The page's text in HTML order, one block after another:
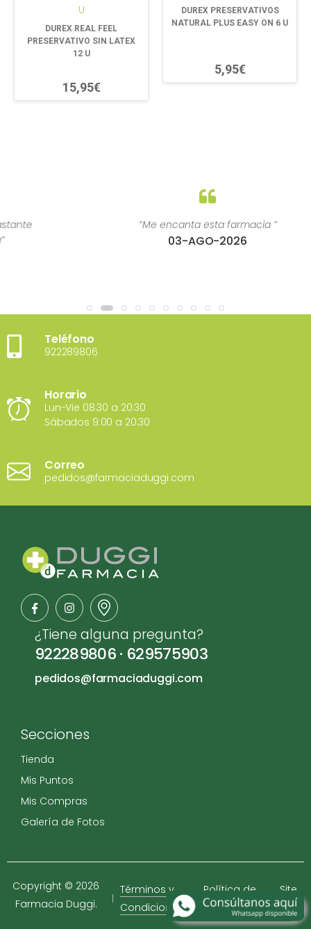
DUREX REAL FEEL
PRESERVATIVO SIN LATEX
12 U
15,95€
DUREX PRESERVATIVOS
NATURAL PLUS EASY ON 6 U
5,95€
“Me encanta esta farmacia ”
03-AGO-2026
Teléfono
922289806
Horario
Lun-Vie 08:30 a 20:30
Sábados 9:00 a 20:30
Correo
pedidos@farmaciaduggi.com
¿Tiene alguna pregunta?
922289806· 629575903
pedidos@farmaciaduggi.com
Secciones
Tienda
Mis Puntos
Mis Compras
Galería de Fotos
Copyright © 2026
Farmacia Duggi.
Términos y
Condiciones
Política de
Privacidad
Site
Map